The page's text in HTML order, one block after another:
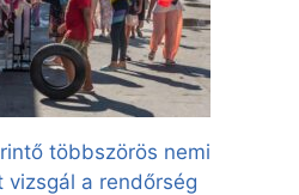
többszörös nemi
vizsgál a rendőrség